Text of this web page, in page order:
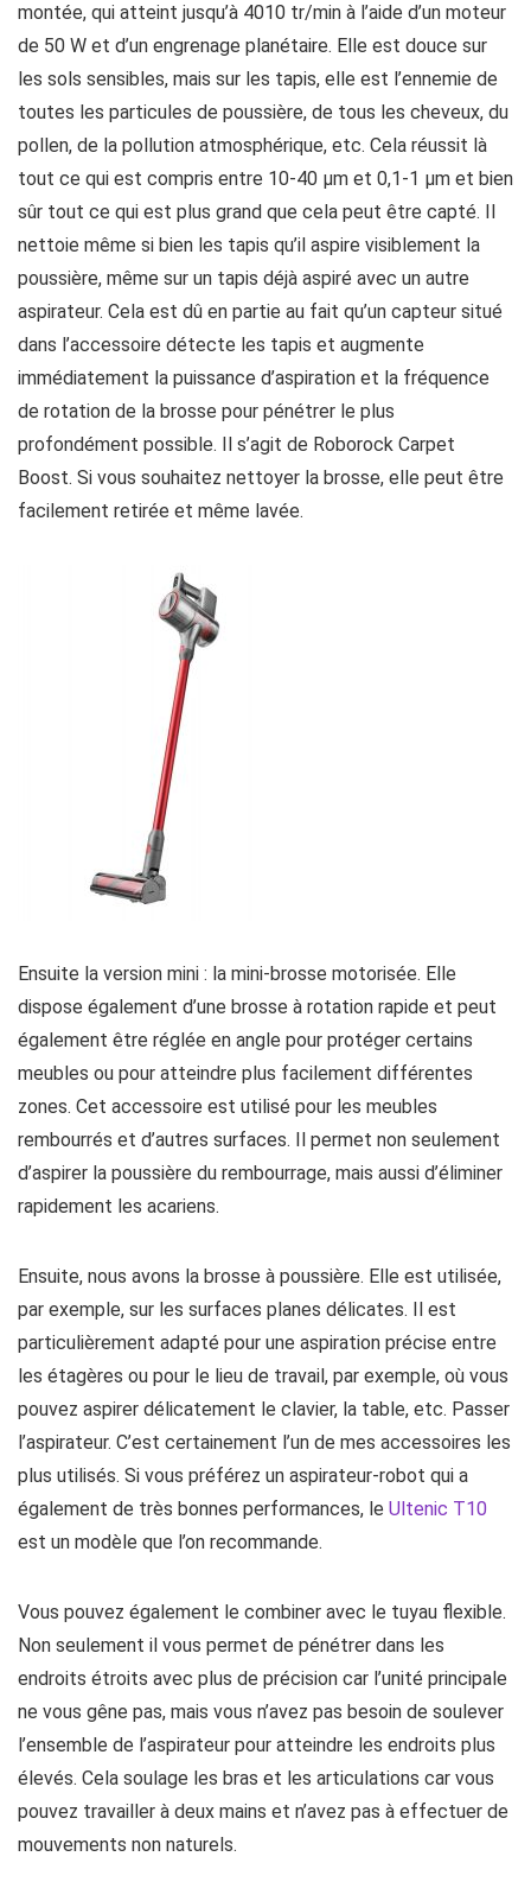
montée, qui atteint jusqu’à 4010 tr/min à l’aide d’un moteur
de 50 W et d’un engrenage planétaire. Elle est douce sur
les sols sensibles, mais sur les tapis, elle est l’ennemie de
toutes les particules de poussière, de tous les cheveux, du
pollen, de la pollution atmosphérique, etc. Cela réussit là
tout ce qui est compris entre 10-40 μm et 0,1-1 μm et bien
sûr tout ce qui est plus grand que cela peut être capté. Il
nettoie même si bien les tapis qu’il aspire visiblement la
poussière, même sur un tapis déjà aspiré avec un autre
aspirateur. Cela est dû en partie au fait qu’un capteur situé
dans l’accessoire détecte les tapis et augmente
immédiatement la puissance d’aspiration et la fréquence
de rotation de la brosse pour pénétrer le plus
profondément possible. Il s’agit de Roborock Carpet
Boost. Si vous souhaitez nettoyer la brosse, elle peut être
facilement retirée et même lavée.
Ensuite la version mini : la mini-brosse motorisée. Elle
dispose également d’une brosse à rotation rapide et peut
également être réglée en angle pour protéger certains
meubles ou pour atteindre plus facilement différentes
zones. Cet accessoire est utilisé pour les meubles
rembourrés et d’autres surfaces. Il permet non seulement
d’aspirer la poussière du rembourrage, mais aussi d’éliminer
rapidement les acariens.
Ensuite, nous avons la brosse à poussière. Elle est utilisée,
par exemple, sur les surfaces planes délicates. Il est
particulièrement adapté pour une aspiration précise entre
les étagères ou pour le lieu de travail, par exemple, où vous
pouvez aspirer délicatement le clavier, la table, etc. Passer
l’aspirateur. C’est certainement l’un de mes accessoires les
plus utilisés. Si vous préférez un aspirateur-robot qui a
également de très bonnes performances, le Ultenic T10
est un modèle que l’on recommande.
Vous pouvez également le combiner avec le tuyau flexible.
Non seulement il vous permet de pénétrer dans les
endroits étroits avec plus de précision car l’unité principale
ne vous gêne pas, mais vous n’avez pas besoin de soulever
l’ensemble de l’aspirateur pour atteindre les endroits plus
élevés. Cela soulage les bras et les articulations car vous
pouvez travailler à deux mains et n’avez pas à effectuer de
mouvements non naturels.